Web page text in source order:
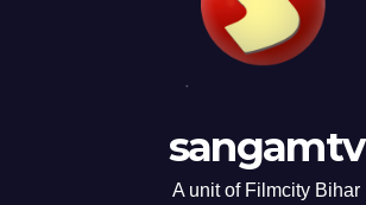
sangamtv
A unit of Filmcity Bihar